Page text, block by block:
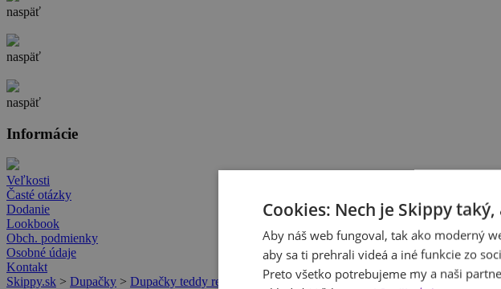
naspäť
naspäť
naspäť
Informácie
Veľkosti
Časté otázky
Dodanie
Lookbook
Obch. podmienky
Osobné údaje
Kontakt
Skippy.sk > Dupačky > Dupačky teddy red
Cookies: Nech je Skippy
Aby náš web fungoval, tak ako moderný
aby sa ti prehrali videá a iné funkcie zo
Preto všetko potrebujeme my a naši